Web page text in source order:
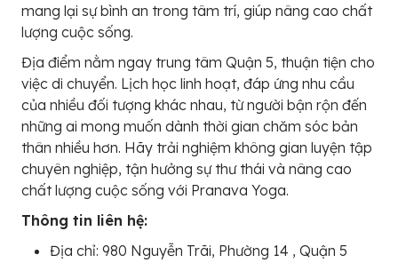
mang lại sự bình an trong tâm trí, giúp nâng cao chất
lượng cuộc sống.
Địa điểm nằm ngay trung tâm Quận 5, thuận tiện cho
việc di chuyển. Lịch học linh hoạt, đáp ứng nhu cầu
của nhiều đối tượng khác nhau, từ người bận rộn đến
những ai mong muốn dành thời gian chăm sóc bản
thân nhiều hơn. Hãy trải nghiệm không gian luyện tập
chuyên nghiệp, tận hưởng sự thư thái và nâng cao
chất lượng cuộc sống với Pranava Yoga.
Thông tin liên hệ:
Địa chỉ: 980 Nguyễn Trãi, Phường 14 , Quận 5